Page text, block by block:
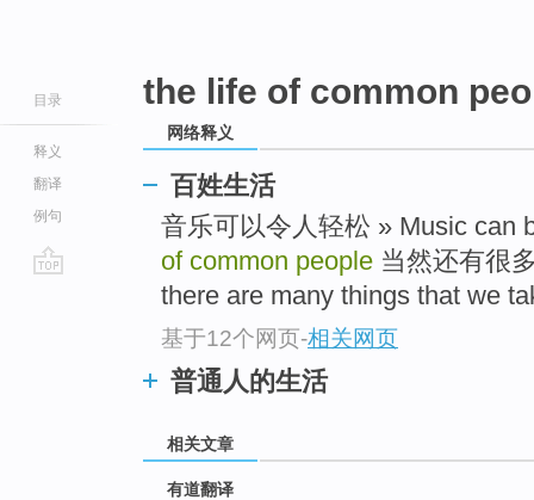
目录
释义
翻译
例句
the life of common
网络释义
百姓生活
音乐可以令人轻松 » Music can
of common people 当然还有很
there are many things that we
基于12个网页-相关网页
普通人的生活
相关文章
有道翻译